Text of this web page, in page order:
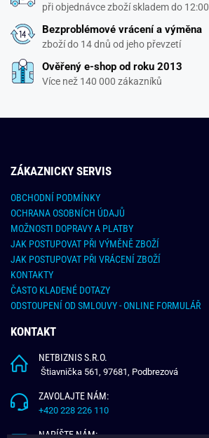
při objednávce zboží skladem do 12:00
Bezproblémové vrácení a výměna
zboží do 14 dnů od jeho převzetí
Ověřený e-shop od roku 2013
Více než 140 000 zákazníků
ZÁKAZNICKY SERVIS
OBCHODNÍ PODMÍNKY
OCHRANA OSOBNÍCH ÚDAJŮ
MOŽNOSTI DOPRAVY A PLATBY
JAK POSTUPOVAT PŘI VÝMĚNĚ ZBOŽÍ
JAK POSTUPOVAT PŘI VRÁCENÍ ZBOŽÍ
KONTAKTY
ČASTO KLADENÉ DOTAZY
ODSTOUPENÍ OD SMLOUVY - ONLINE FORMULÁŘ
KONTAKT
NETBIZNIS S.R.O.
Štiavnička 561, 97681, Podbrezová
ZAVOLAJTE NÁM:
+420 228 226 110
NAPÍŠTE NÁM: